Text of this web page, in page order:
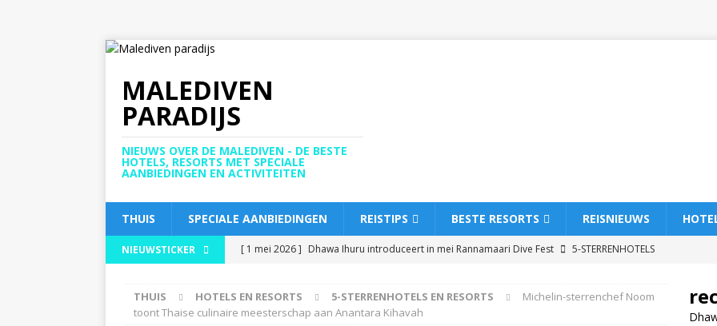
MALEDIVEN
PARADIJS
NIEUWS OVER DE MALEDIVEN - DE BESTE
HOTELS, RESORTS MET SPECIALE
AANBIEDINGEN EN ACTIVITEITEN
THUIS SPECIALE AANBIEDINGEN REISTIPS BESTE RESORTS REISNIEUWS
NIEUWSTICKER [ 1 mei 2026 ] Dhawa Ihuru introduceert in mei Rannamaari Dive Fest
5-STERRENHOTELS
[ 30 april 2026 ]
JW Marriott Maldives Kaafu Atoll Island Resort introduceert luxe all-inclusive
THUIS HOTELS EN RESORTS 5-STERRENHOTELS EN RESORTS
Michelin-sterrenchef Noom
toont Thaise culinaire meesterschap aan Anantara Kihavah